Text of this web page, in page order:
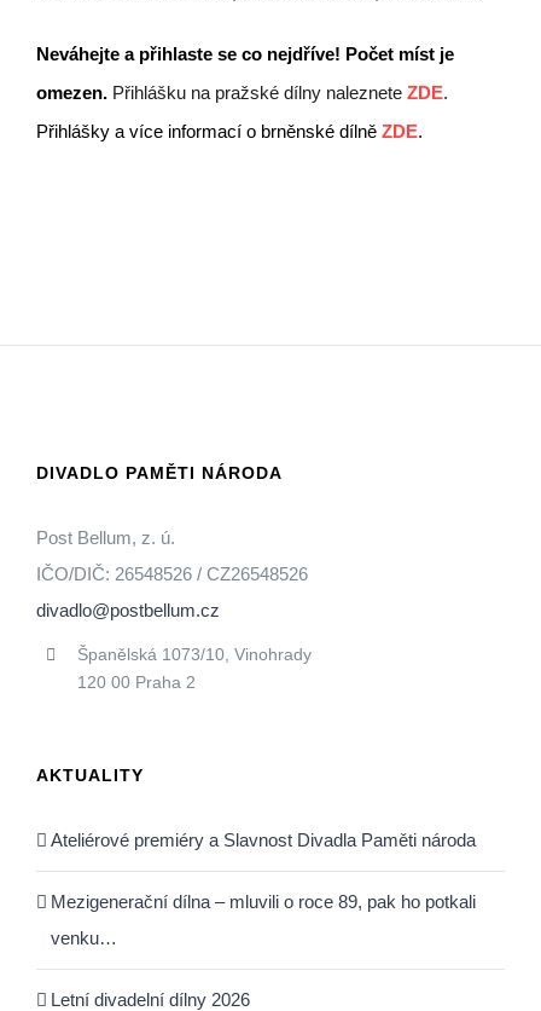
Neváhejte a přihlaste se co nejdříve! Počet míst je
omezen. Přihlášku na pražské dílny naleznete ZDE.
Přihlášky a více informací o brněnské dílně ZDE.
DIVADLO PAMĚTI NÁRODA
Post Bellum, z. ú.
IČO/DIČ: 26548526 / CZ26548526
divadlo@postbellum.cz
Španělská 1073/10, Vinohrady
120 00 Praha 2
AKTUALITY
Ateliérové premiéry a Slavnost Divadla Paměti národa
Mezigenerační dílna – mluvili o roce 89, pak ho potkali
venku…
Letní divadelní dílny 2026